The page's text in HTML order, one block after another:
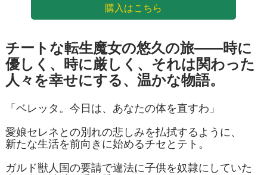
チートな転生魔女の悠久の旅――時に
優しく、時に厳しく、それは関わった
人々を幸せにする、温かな物語。
「ベレッタ。今日は、あなたの体を直すわ」
愛娘セレネとの別れの悲しみを払拭するように、
新たな生活を前向きに始めるチセとテト。
ガルド獣人国の要請で違法に子供を奴隷にしていた
購入はこちら